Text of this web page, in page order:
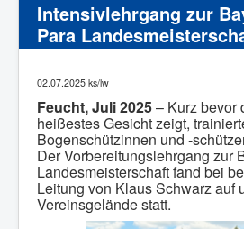
Intensivlehrgang zur
Para
02.07.2025 ks/lw
Feucht, Juli 2025– Kurz bevor
heißestes Gesicht zeigt,
Bogenschützinnen und -
Der Vorbereitungslehrgang zur
Landesmeisterschaft fand bei
Leitung von Klaus Schwarz auf
Vereinsgelände statt.